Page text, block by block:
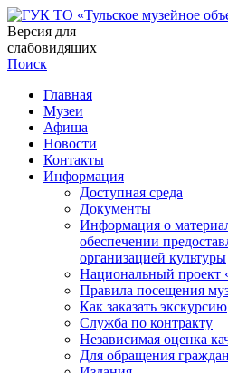
Версия для
слабовидящих
Поиск
Главная
Музеи
Афиша
Новости
Контакты
Информация
Доступная среда
Документы
Информация о
обеспечении
организацией культуры
Национальный проект
Правила посещения
Как заказать экскурсию
Служба по контракту
Независимая оценка
Для обращения граждан